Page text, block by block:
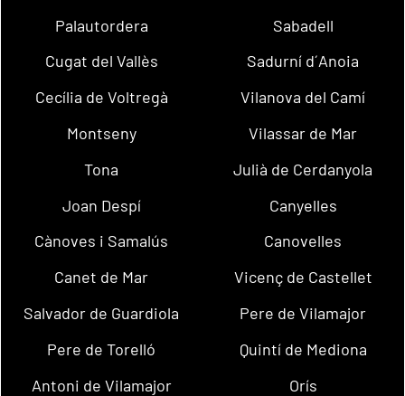
Palautordera
Sabadell
Cugat del Vallès
Sadurní d´Anoia
Cecília de Voltregà
Vilanova del Camí
Montseny
Vilassar de Mar
Tona
Julià de Cerdanyola
Joan Despí
Canyelles
Cànoves i Samalús
Canovelles
Canet de Mar
Vicenç de Castellet
Salvador de Guardiola
Pere de Vilamajor
Pere de Torelló
Quintí de Mediona
Antoni de Vilamajor
Orís